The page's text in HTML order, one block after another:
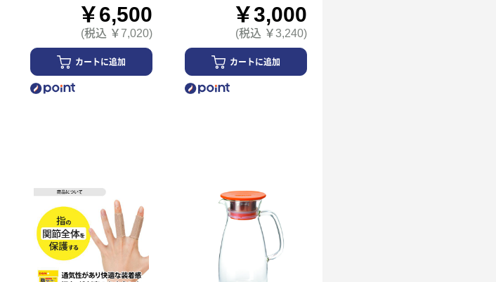
￥6,500
(税込 ￥7,020)
カートに追加
￥3,000
(税込 ￥3,240)
カートに追加